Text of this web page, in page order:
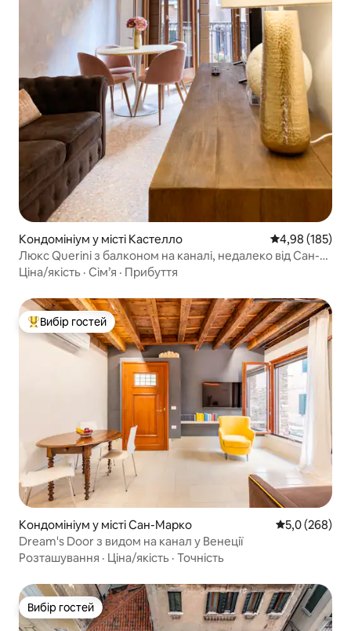
Кондомініум у місті Кастелло Середня
4,98 (185)
Люкс Querini з балконом на каналі, недалеко від Сан-
Марко
Ціна/якість · Сім’я · Прибуття
Топ вибір гостей
Вибір гостей
Кондомініум у місті Сан-Марко Середня
5,0 (268)
Dream's Door з видом на канал у Венеції
Розташування · Ціна/якість · Точність
Вибір гостей
Вибір гостей